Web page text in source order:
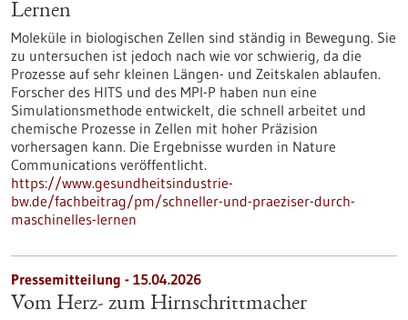
Lernen
Moleküle in biologischen Zellen sind ständig in Bewegung. Sie
zu untersuchen ist jedoch nach wie vor schwierig, da die
Prozesse auf sehr kleinen Längen- und Zeitskalen ablaufen.
Forscher des HITS und des MPI-P haben nun eine
Simulationsmethode entwickelt, die schnell arbeitet und
chemische Prozesse in Zellen mit hoher Präzision
vorhersagen kann. Die Ergebnisse wurden in Nature
Communications veröffentlicht.
https://www.gesundheitsindustrie-
bw.de/fachbeitrag/pm/schneller-und-praeziser-durch-
maschinelles-lernen
Pressemitteilung - 15.04.2026
Vom Herz- zum Hirnschrittmacher